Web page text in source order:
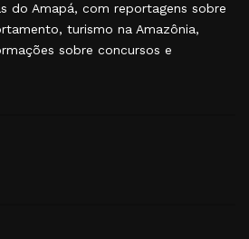
do Amapá, com reportagens sobre
turismo na Amazônia,
sobre concursos e